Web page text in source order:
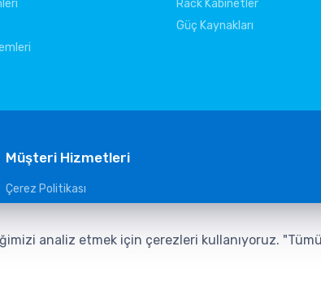
Rack Kabinetler
Güç Kaynakları
Müşteri Hizmetleri
Çerez Politikası
Güvenlik Kameraları Aydınlatma Metni
analiz etmek için çerezleri kullanıyoruz.